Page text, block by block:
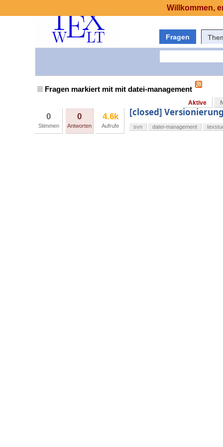
Fragen
Fragen markiert mit mit datei-management
Aktive
0
Stimmen
0
Antworten
4.6k
Aufrufe
[closed]
svn datei-management
Willkommen,